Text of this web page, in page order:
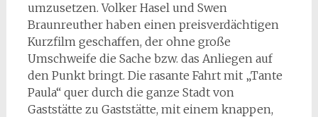
umzusetzen. Volker Hasel und Swen
Braunreuther haben einen preisverdächtigen
Kurzfilm geschaffen, der ohne große
Umschweife die Sache bzw. das Anliegen auf
den Punkt bringt. Die rasante Fahrt mit „Tante
Paula“ quer durch die ganze Stadt von
Gaststätte zu Gaststätte, mit einem knappen,